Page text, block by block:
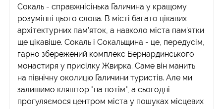
Сокаль - справжнісінька Галичина у кращому
розумінні цього слова. В місті багато цікавих
архітектурних пам'яток, а навколо міста пам'ятки
ще цікавіше. Сокаль і Сокальщина - це, передусім,
гарно збережений комплекс Бернардинського
монастиря у присілку Жвирка. Саме він манить
на північну околицю Галичини туристів. Але ми
залишимо кляштор "на потім", а сьогодні
прогуляємося центром міста у пошуках місцевих